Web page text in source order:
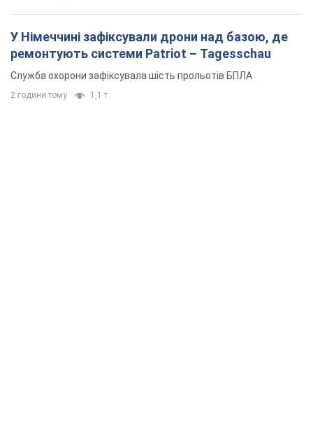
У Німеччині зафіксували дрони над базою, де
ремонтують системи Patriot – Tagesschau
Служба охорони зафіксувала шість прольотів БПЛА
2 години тому 1,1 т.